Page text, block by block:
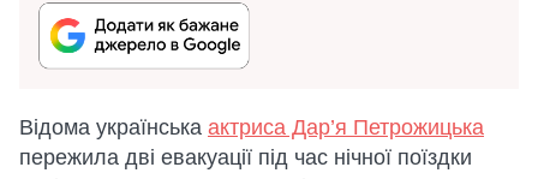
Відома українська актриса Дар’я Петрожицька
пережила дві евакуації під час нічної поїздки